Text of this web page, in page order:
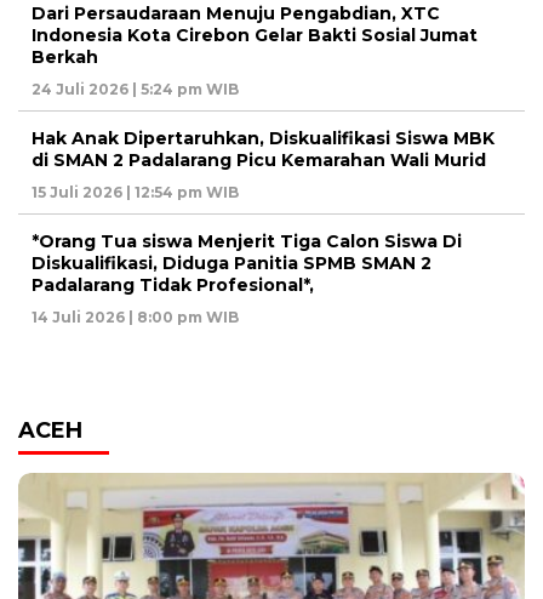
Dari Persaudaraan Menuju Pengabdian, XTC
Indonesia Kota Cirebon Gelar Bakti Sosial Jumat
Berkah
24 Juli 2026 | 5:24 pm WIB
Hak Anak Dipertaruhkan, Diskualifikasi Siswa MBK
di SMAN 2 Padalarang Picu Kemarahan Wali Murid
15 Juli 2026 | 12:54 pm WIB
*Orang Tua siswa Menjerit Tiga Calon Siswa Di
Diskualifikasi, Diduga Panitia SPMB SMAN 2
Padalarang Tidak Profesional*,
14 Juli 2026 | 8:00 pm WIB
ACEH